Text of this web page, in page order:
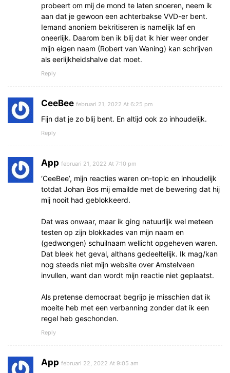
probeert om mij de mond te laten snoeren, neem ik
aan dat je gewoon een achterbakse VVD-er bent.
Iemand anoniem bekritiseren is namelijk laf en
oneerlijk. Daarom ben ik blij dat ik hier weer onder
mijn eigen naam (Robert van Waning) kan schrijven
als eerlijkheidshalve dat moet.
Reply
CeeBee februari 21, 2022 At 6:25 pm
Fijn dat je zo blij bent. En altijd ook zo inhoudelijk.
Reply
App februari 21, 2022 At 7:10 pm
‘CeeBee’, mijn reacties waren on-topic en inhoudelijk
totdat Johan Bos mij emailde met de bewering dat hij
mij nooit had geblokkeerd.
Dat was onwaar, maar ik ging natuurlijk wel meteen
testen op zijn blokkades van mijn naam en
(gedwongen) schuilnaam wellicht opgeheven waren.
Dat bleek het geval, althans gedeeltelijk. Ik mag/kan
nog steeds niet mijn website over Amstelveen
invullen, want dan wordt mijn reactie niet geplaatst.
Als pretense democraat begrijp je misschien dat ik
moeite heb met een verbanning zonder dat ik een
regel heb geschonden.
Reply
App februari 22, 2022 At 9:05 am